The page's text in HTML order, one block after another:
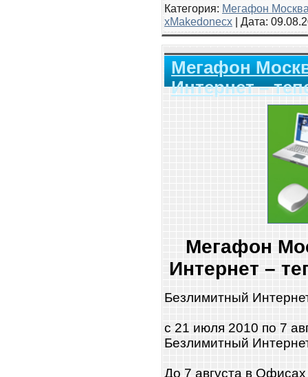
Категория: Мегафон
xMakedonecx | Дата:
Мегафон
Интернет –
Мегафон
Интернет –
Безлимитный
с 21 июля 2010 по 7
Безлимитный
До 7 августа в